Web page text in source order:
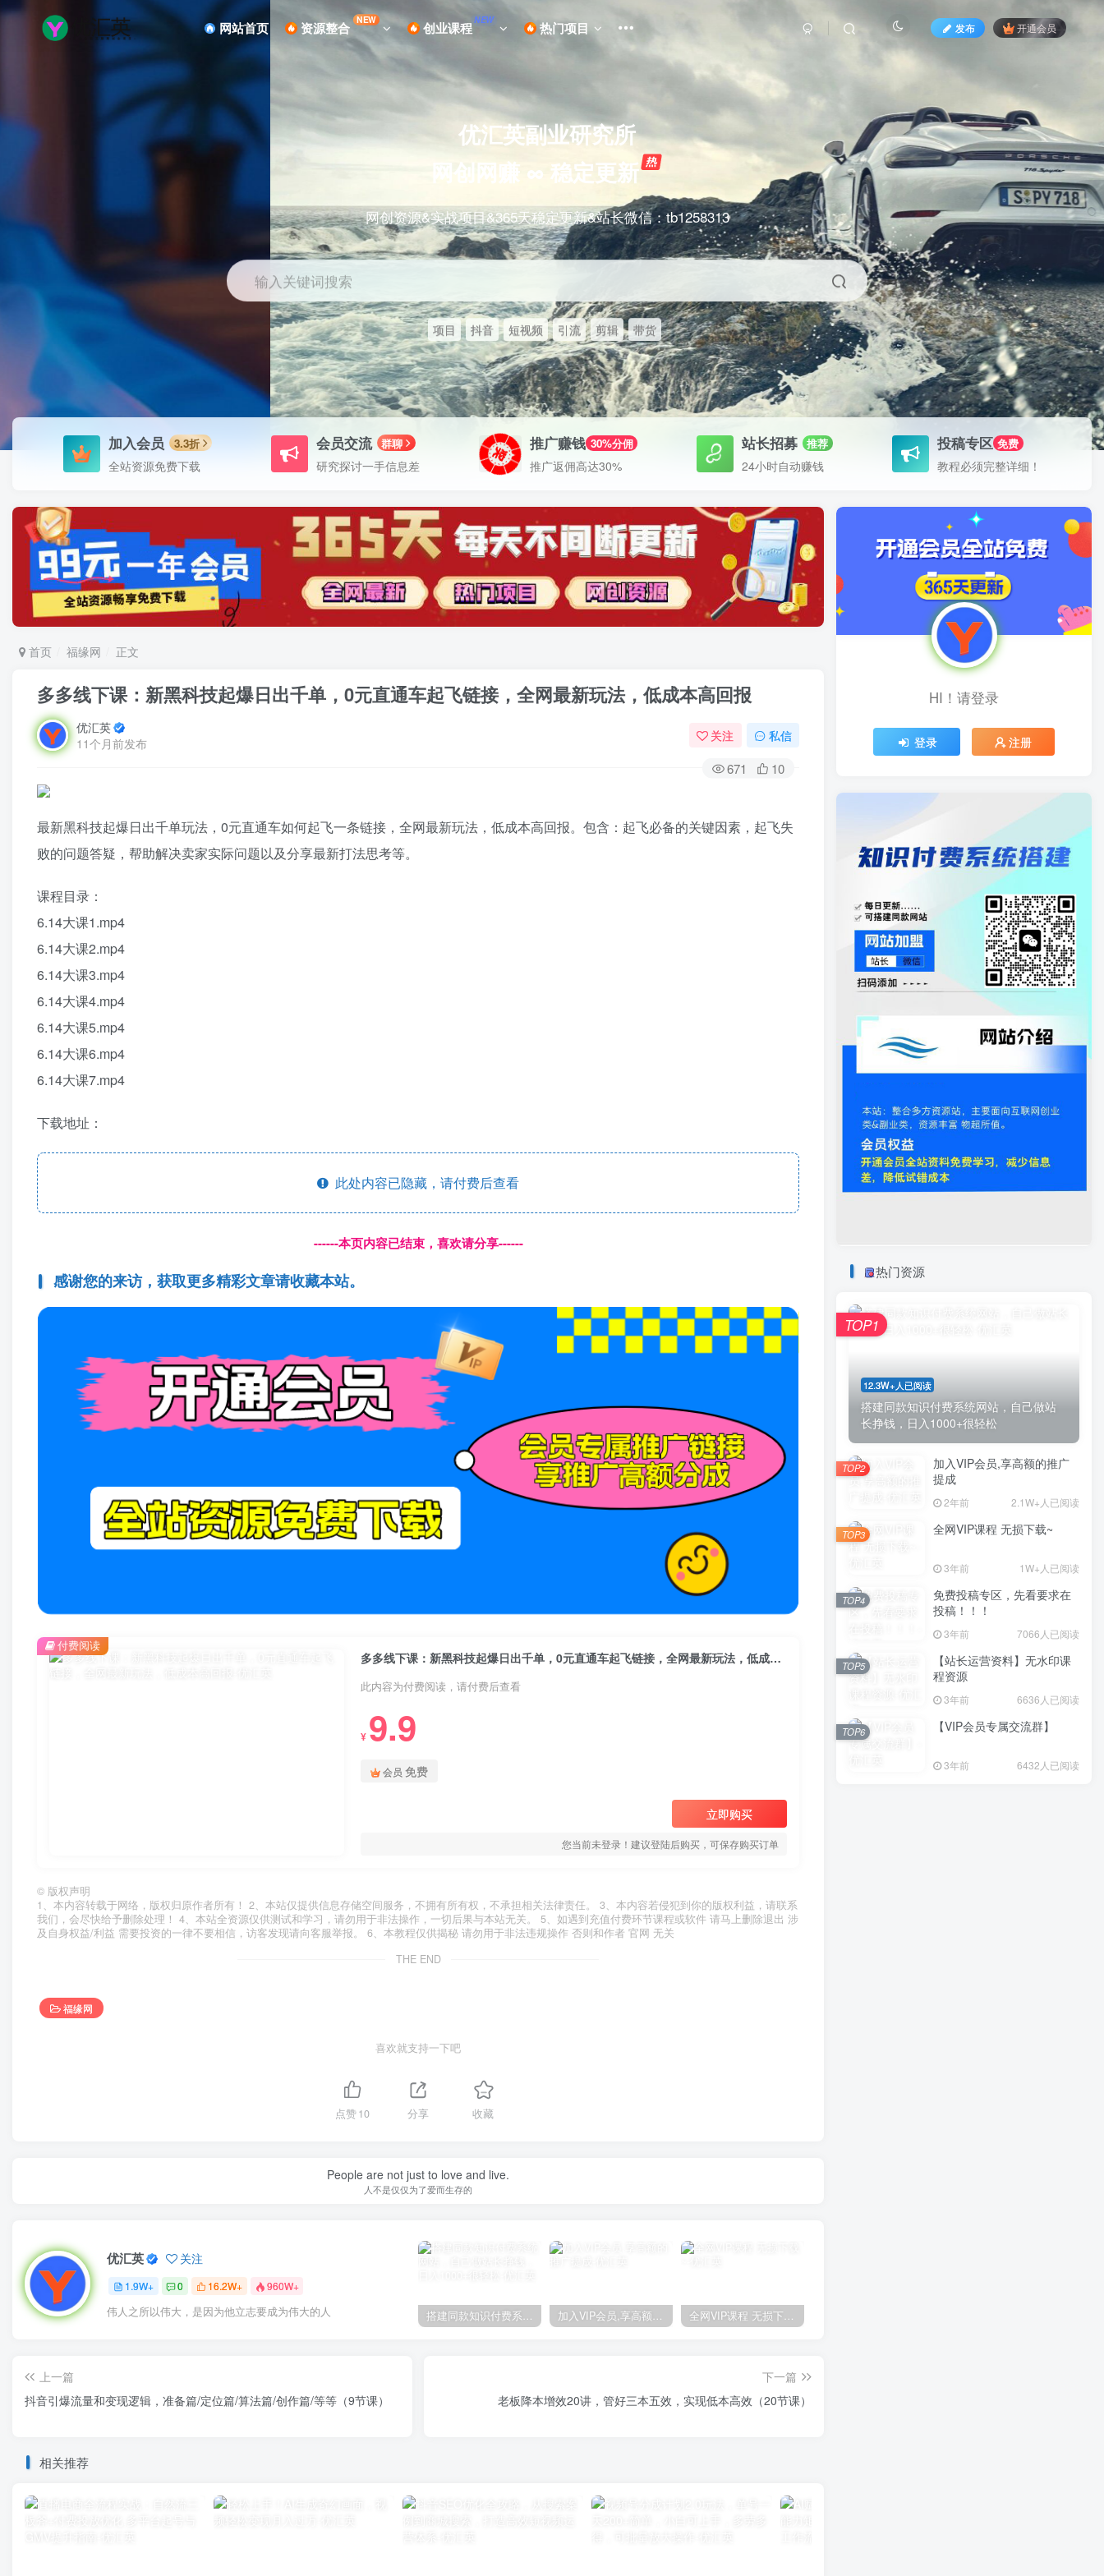
网站首页 资源整合 NEW 创业课程NEW 热门项目 发布 开通会员
优汇英副业研究所
网创网赚 ∞ 稳定更新
网创资源&实战项目&365天稳定更新&站长微信：tb1258313
输入关键词搜索
项目 抖音 短视频 引流 剪辑 带货
加入会员 3.3折
全站资源免费下载
会员交流 群聊
研究探讨一手信息差
推广赚钱 30%分佣
推广返佣高达30%
站长招募 推荐
24小时自动赚钱
投稿专区 免费
教程必须完整详细！
首页 福缘网 正文
多多线下课：新黑科技起爆日出千单，0元直通车起飞链接，全网最新玩法，低成本高回报
优汇英
11个月前发布
关注 私信
671 10
最新黑科技起爆日出千单玩法，0元直通车如何起飞一条链接，全网最新玩法，低成本高回报。包含：起飞必备的关键因素，起飞失
败的问题答疑，帮助解决卖家实际问题以及分享最新打法思考等。
课程目录：
6.14大课1.mp4
6.14大课2.mp4
6.14大课3.mp4
6.14大课4.mp4
6.14大课5.mp4
6.14大课6.mp4
6.14大课7.mp4
下载地址：
此处内容已隐藏，请付费后查看
------本页内容已结束，喜欢请分享------
感谢您的来访，获取更多精彩文章请收藏本站。
多多线下课：新黑科技起爆日出千单，0元直通车起飞链接，全网最新玩法，低成本高回报
此内容为付费阅读，请付费后查看
¥ 9.9
会员 免费
立即购买
您当前未登录！建议登陆后购买，可保存购买订单
付费阅读
© 版权声明
1、本内容转载于网络，版权归原作者所有！ 2、本站仅提供信息存储空间服务，不拥有所有权，不承担相关法律责任。 3、本内容若侵犯到你的版权利益，请联系
我们，会尽快给予删除处理！ 4、本站全资源仅供测试和学习，请勿用于非法操作，一切后果与本站无关。 5、如遇到充值付费环节课程或软件 请马上删除退出 涉
及自身权益/利益 需要投资的一律不要相信，访客发现请向客服举报。 6、本教程仅供揭秘 请勿用于非法违规操作 否则和作者 官网 无关
THE END
福缘网
喜欢就支持一下吧
点赞10 分享 收藏
People are not just to love and live.
人不是仅仅为了爱而生存的
优汇英 关注
1.9W+ 0 16.2W+ 960W+
伟人之所以伟大，是因为他立志要成为伟大的人 搭建同款知识付费系统网站，自己做站长挣钱，日入1000+很轻松 加入VIP会员,享高额的推广提成 全网VIP课程 无损下载~
上一篇
抖音引爆流量和变现逻辑，准备篇/定位篇/算法篇/创作篇/等等（9节课）
下一篇
老板降本增效20讲，管好三本五效，实现低本高效（20节课）
相关推荐
HI！请登录
登录 注册
热门资源
12.3W+人已阅读
搭建同款知识付费系统网站，自己做站
长挣钱，日入1000+很轻松
TOP1
加入VIP会员,享高额的推广
提成
2年前 2.1W+人已阅读
TOP2
全网VIP课程 无损下载~
3年前 1W+人已阅读
TOP3
免费投稿专区，先看要求在
投稿！！！
3年前 7066人已阅读
TOP4
【站长运营资料】无水印课
程资源
3年前 6636人已阅读
TOP5
【VIP会员专属交流群】
3年前 6432人已阅读
TOP6